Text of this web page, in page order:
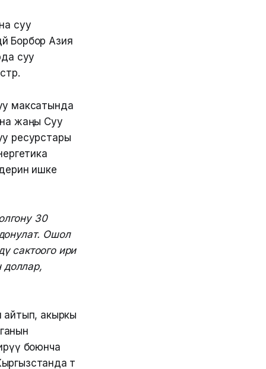
суу
Борбор Азия
суу
максатында
жаңы Суу
ресурстары
ишке
30
Ошол
сактоого ири
айтып, акыркы
боюнча
өтө